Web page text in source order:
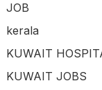
JOB
kerala
KUWAIT
KUWAIT JOBS